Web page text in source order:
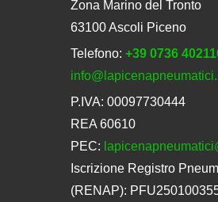
Zona Marino del Tronto
63100 Ascoli Piceno
Telefono: +39 0736
P.IVA: 00097730444
REA 60610
PEC:
Iscrizione Registro
(RENAP):